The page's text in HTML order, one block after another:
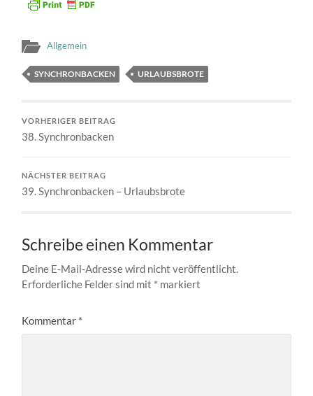
Allgemein
SYNCHRONBACKEN URLAUBSBROTE
VORHERIGER BEITRAG
38. Synchronbacken
NÄCHSTER BEITRAG
39. Synchronbacken – Urlaubsbrote
Schreibe einen Kommentar
Deine E-Mail-Adresse wird nicht veröffentlicht.
Erforderliche Felder sind mit * markiert
Kommentar *